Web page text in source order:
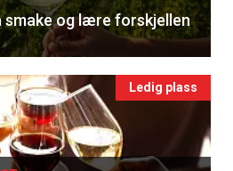
smake og lære forskjellen
Ledig plass